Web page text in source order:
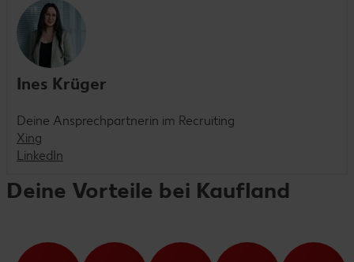
Ines Krüger
Deine Ansprechpartnerin im Recruiting
Xing
LinkedIn
Deine Vorteile bei Kaufland